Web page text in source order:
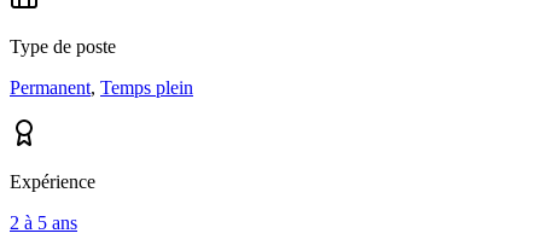
Type de poste
Permanent, Temps plein
Expérience
2 à 5 ans